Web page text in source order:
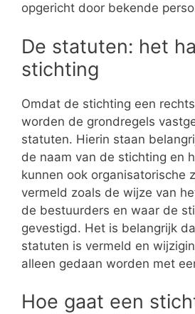
opgericht door bekende
De statuten: het
stichting
Omdat de stichting een
worden de grondregels
statuten. Hierin staan
de naam van de stichting en
kunnen ook organisatorische
vermeld zoals de wijze van
de bestuurders en waar de
gevestigd. Het is belangrijk
statuten is vermeld en
alleen gedaan worden met
Hoe gaat een